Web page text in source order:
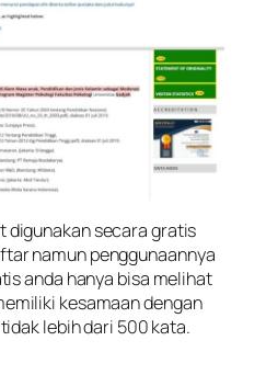
digunakan secara gratis
namun penggunaannya
anda hanya bisa melihat
kesamaan dengan
lebih dari 500 kata.